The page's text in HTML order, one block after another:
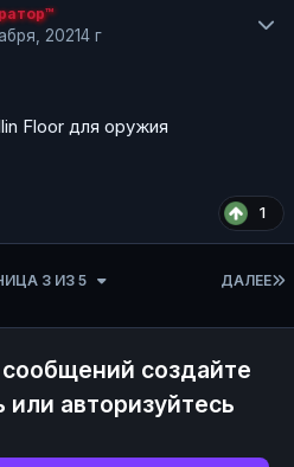
20214 г
Floor для оружия
1
ДАЛЕЕ
3 ИЗ 5
создайте
или авторизуйтесь